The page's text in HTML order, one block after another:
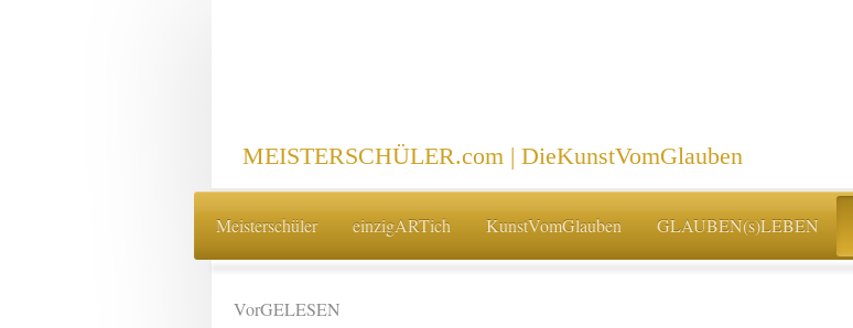
MEISTERSCHÜLER.com | DieKunstVomGlauben
Meisterschüler einzigARTich KunstVomGlauben GLAUBEN(s)LEBEN
VorGELESEN